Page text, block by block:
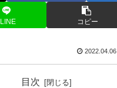
LINE コピー
2022.04.06
目次